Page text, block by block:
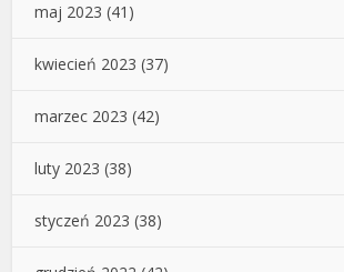
maj 2023 (41)
kwiecień 2023 (37)
marzec 2023 (42)
luty 2023 (38)
styczeń 2023 (38)